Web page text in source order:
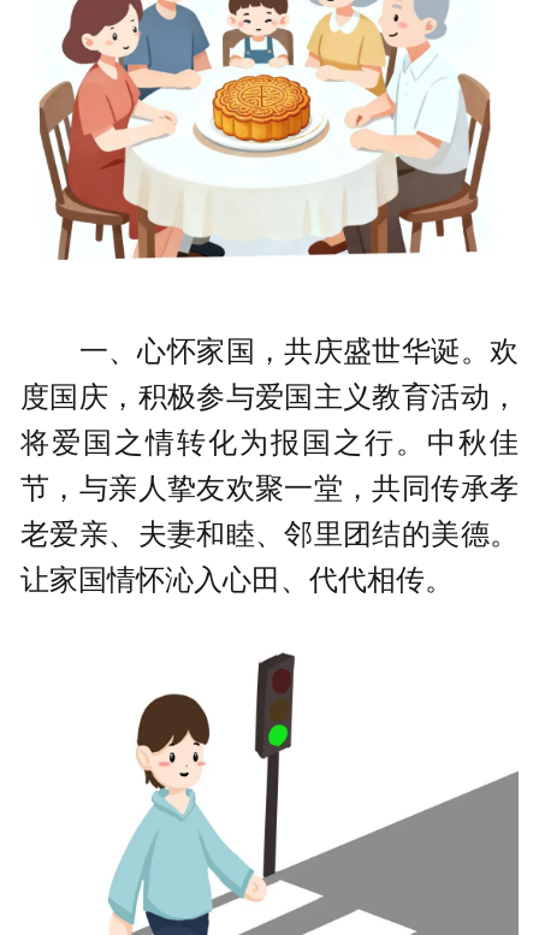
一、心怀家国，共庆盛世华诞。欢
度国庆，积极参与爱国主义教育活动，
将爱国之情转化为报国之行。中秋佳
节，与亲人挚友欢聚一堂，共同传承孝
老爱亲、夫妻和睦、邻里团结的美德。
让家国情怀沁入心田、代代相传。